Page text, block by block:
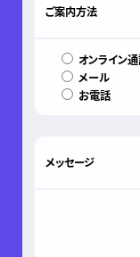
ご案内方法
オンライン
メール
お電話
メッセージ